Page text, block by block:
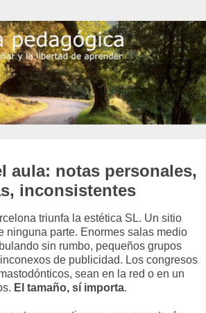
aula: notas personales,
inconsistentes
triunfa la estética SL. Un sitio
ninguna parte. Enormes salas medio
sin rumbo, pequeños grupos
de publicidad. Los congresos
sean en la red o en un
El tamaño, sí importa.